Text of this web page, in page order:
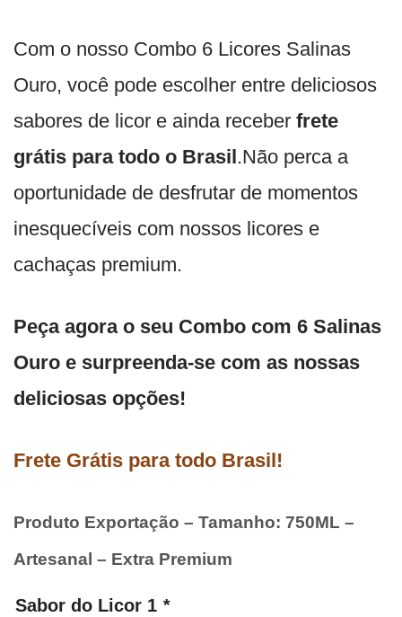
Com o nosso Combo 6 Licores Salinas
Ouro, você pode escolher entre deliciosos
sabores de licor e ainda receber frete
grátis para todo o Brasil .Não perca a
oportunidade de desfrutar de momentos
inesquecíveis com nossos licores e
cachaças premium.
Peça agora o seu Combo com 6 Salinas
Ouro e surpreenda-se com as nossas
deliciosas opções!
Frete Grátis para todo Brasil!
Produto Exportação – Tamanho: 750ML –
Artesanal – Extra Premium
Sabor do Licor 1 *